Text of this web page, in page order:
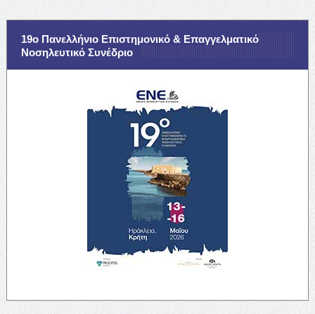
19ο Πανελλήνιο Επιστημονικό & Επαγγελματικό
Νοσηλευτικό Συνέδριο